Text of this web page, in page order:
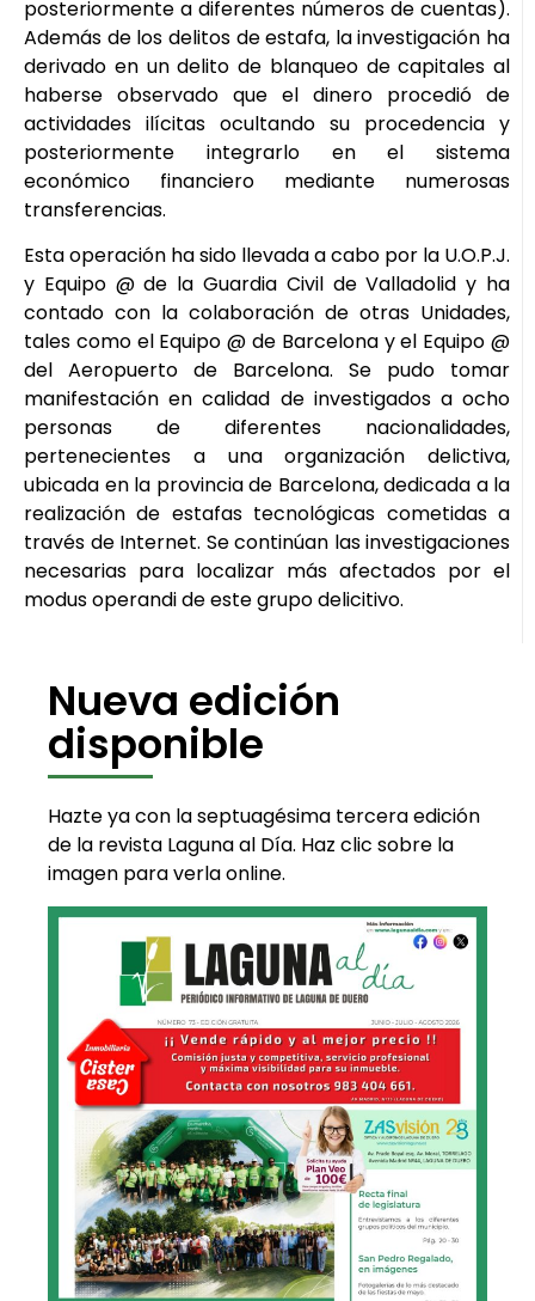
posteriormente a diferentes números de cuentas).
Además de los delitos de estafa, la investigación ha
derivado en un delito de blanqueo de capitales al
haberse observado que el dinero procedió de
actividades ilícitas ocultando su procedencia y
posteriormente integrarlo en el sistema
económico financiero mediante numerosas
transferencias.
Esta operación ha sido llevada a cabo por la U.O.P.J.
y Equipo @ de la Guardia Civil de Valladolid y ha
contado con la colaboración de otras Unidades,
tales como el Equipo @ de Barcelona y el Equipo @
del Aeropuerto de Barcelona. Se pudo tomar
manifestación en calidad de investigados a ocho
personas de diferentes nacionalidades,
pertenecientes a una organización delictiva,
ubicada en la provincia de Barcelona, dedicada a la
realización de estafas tecnológicas cometidas a
través de Internet. Se continúan las investigaciones
necesarias para localizar más afectados por el
modus operandi de este grupo delicitivo.
Nueva edición
disponible
Hazte ya con la septuagésima tercera edición
de la revista Laguna al Día. Haz clic sobre la
imagen para verla online.